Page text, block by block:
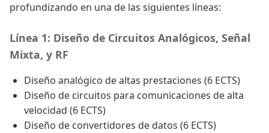
profundizando en una de las siguientes líneas:
Línea 1: Diseño de Circuitos Analógicos, Señal
Mixta, y RF
Diseño analógico de altas prestaciones (6 ECTS)
Diseño de circuitos para comunicaciones de alta
velocidad (6 ECTS)
Diseño de convertidores de datos (6 ECTS)